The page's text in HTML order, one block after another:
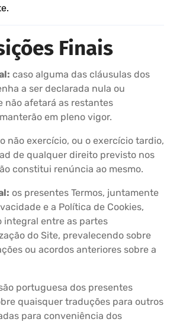
Finais
caso alguma das cláusulas dos
a ser declarada nula ou
não afetará as restantes
em pleno vigor.
o não exercício, ou o exercício tardio,
de qualquer direito previsto nos
constitui renúncia ao mesmo.
os presentes Termos, juntamente
e a Política de Cookies,
integral entre as partes
do Site, prevalecendo sobre
ou acordos anteriores sobre a
portuguesa dos presentes
quaisquer traduções para outros
para conveniência dos